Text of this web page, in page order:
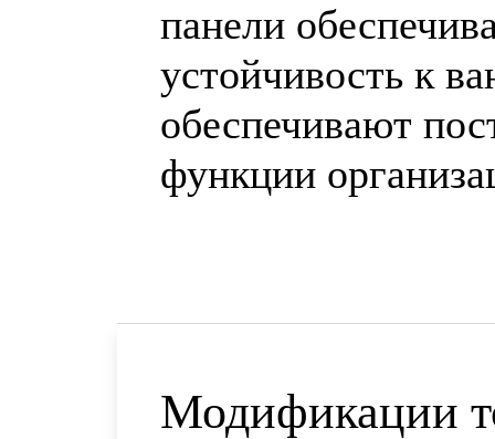
панели
устойчивость к
обеспечивают
функции
Модификации